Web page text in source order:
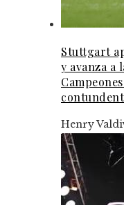
Stuttgart
y avanza a
Henry